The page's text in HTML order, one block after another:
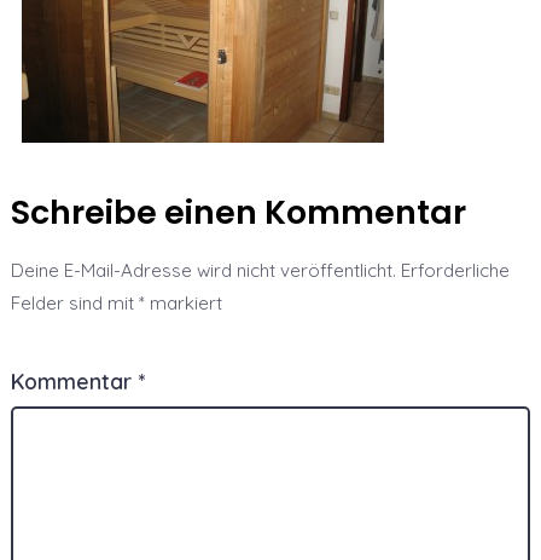
Schreibe einen Kommentar
Deine E-Mail-Adresse wird nicht veröffentlicht. Erforderliche
Felder sind mit* markiert
Kommentar *